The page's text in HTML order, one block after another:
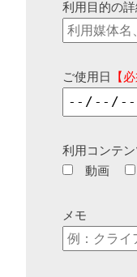
利用目的の詳
ご使用日 【
利用コンテン
動画
メモ